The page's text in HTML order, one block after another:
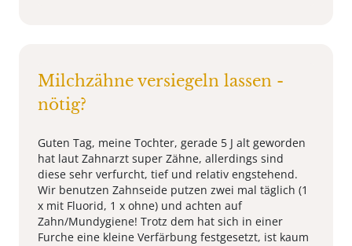
Milchzähne versiegeln lassen -
nötig?
Guten Tag, meine Tochter, gerade 5 J alt geworden
hat laut Zahnarzt super Zähne, allerdings sind
diese sehr verfurcht, tief und relativ engstehend.
Wir benutzen Zahnseide putzen zwei mal täglich (1
x mit Fluorid, 1 x ohne) und achten auf
Zahn/Mundygiene! Trotz dem hat sich in einer
Furche eine kleine Verfärbung festgesetzt, ist kaum